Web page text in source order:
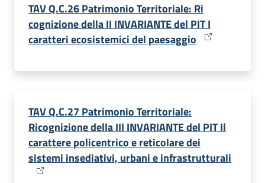
TAV Q.C.26 Patrimonio Territoriale: Ri
cognizione della II INVARIANTE del PIT I
caratteri ecosistemici del paesaggio
TAV Q.C.27 Patrimonio Territoriale:
Ricognizione della III INVARIANTE del PIT Il
carattere policentrico e reticolare dei
sistemi insediativi, urbani e infrastrutturali